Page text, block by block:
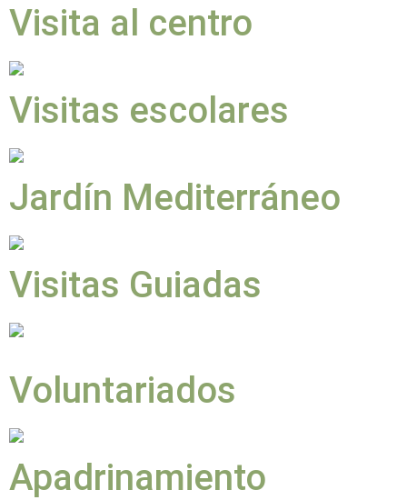
Visita al centro
Visitas escolares
Jardín Mediterráneo
Visitas Guiadas
Voluntariados
Apadrinamiento